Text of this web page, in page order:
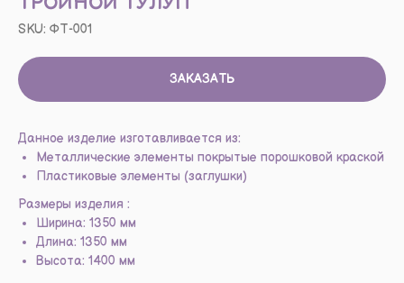
SKU: ФТ-001
ЗАКАЗАТЬ
Данное изделие изготавливается из:
Металлические элементы покрытые порошковой краской
Пластиковые элементы (заглушки)
Размеры изделия :
Ширина: 1350 мм
Длина: 1350 мм
Высота: 1400 мм